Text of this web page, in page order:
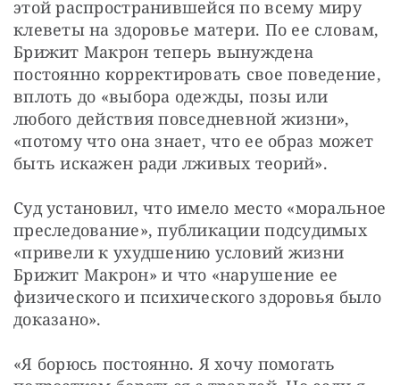
этой распространившейся по всему миру
клеветы на здоровье матери. По ее словам,
Брижит Макрон теперь вынуждена
постоянно корректировать свое поведение,
вплоть до «выбора одежды, позы или
любого действия повседневной жизни»,
«потому что она знает, что ее образ может
быть искажен ради лживых теорий».
Суд установил, что имело место «моральное
преследование», публикации подсудимых
«привели к ухудшению условий жизни
Брижит Макрон» и что «нарушение ее
физического и психического здоровья было
доказано».
«Я борюсь постоянно. Я хочу помогать